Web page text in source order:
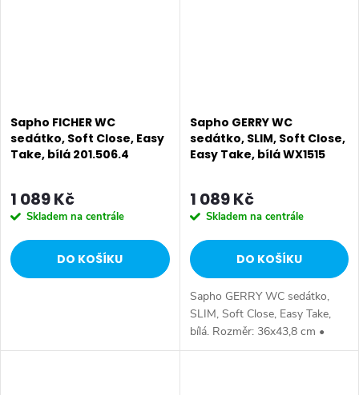
Sapho FICHER WC
sedátko, Soft Close, Easy
Take, bílá 201.506.4
1 089 Kč
Skladem na centrále
DO KOŠÍKU
Sapho GERRY WC
sedátko, SLIM, Soft Close,
Easy Take, bílá WX1515
1 089 Kč
Skladem na centrále
DO KOŠÍKU
Sapho GERRY WC sedátko,
SLIM, Soft Close, Easy Take,
bílá. Rozměr: 36x43,8 cm •
Šířka: 360 mm • Hloubka: 438